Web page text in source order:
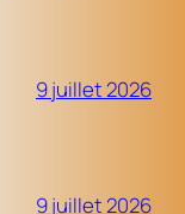
9 juillet 2026
9 juillet 2026